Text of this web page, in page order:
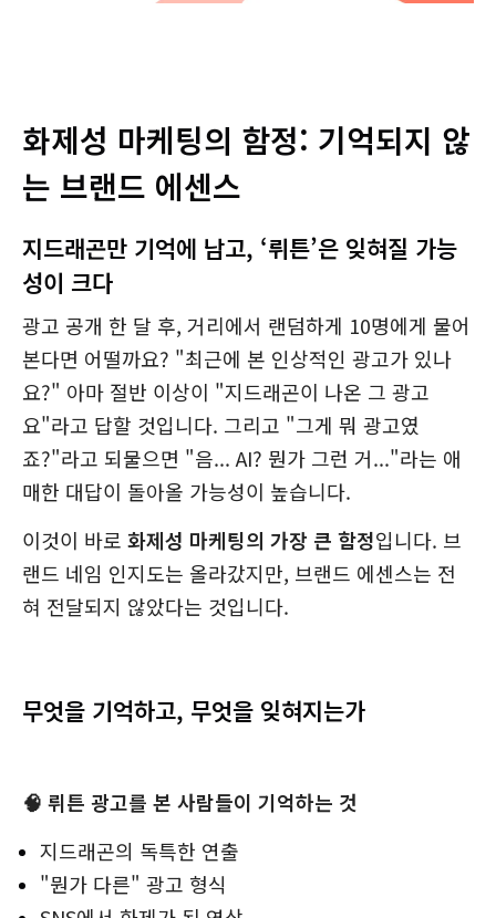
화제성 마케팅의 함정: 기억되지 않
는 브랜드 에센스
지드래곤만 기억에 남고, ‘뤼튼’은 잊혀질 가능
성이 크다
광고 공개 한 달 후, 거리에서 랜덤하게 10명에게 물어
본다면 어떨까요? "최근에 본 인상적인 광고가 있나
요?" 아마 절반 이상이 "지드래곤이 나온 그 광고
요"라고 답할 것입니다. 그리고 "그게 뭐 광고였
죠?"라고 되물으면 "음... AI? 뭔가 그런 거..."라는 애
매한 대답이 돌아올 가능성이 높습니다.
이것이 바로 화제성 마케팅의 가장 큰 함정입니다. 브
랜드 네임 인지도는 올라갔지만, 브랜드 에센스는 전
혀 전달되지 않았다는 것입니다.
무엇을 기억하고, 무엇을 잊혀지는가
🧠 뤼튼 광고를 본 사람들이 기억하는 것
지드래곤의 독특한 연출
"뭔가 다른" 광고 형식